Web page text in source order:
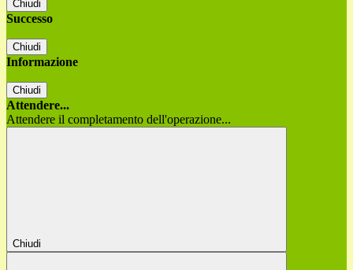
Chiudi
Successo
Chiudi
Informazione
Chiudi
Attendere...
Attendere il completamento dell'operazione...
Chiudi